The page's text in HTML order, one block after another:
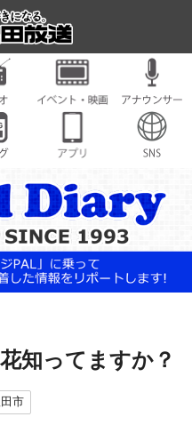
知ってますか？
市